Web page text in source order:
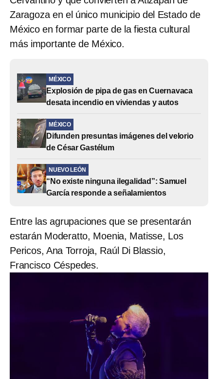
Zaragoza en el único municipio del Estado de
México en formar parte de la fiesta cultural
más importante de México.
MÉXICO
Explosión de pipa de gas en Cuernavaca
desata incendio en viviendas y autos
MÉXICO
Difunden presuntas imágenes del velorio
de César Gastélum
NUEVO LEÓN
“No existe ninguna ilegalidad”: Samuel
García responde a señalamientos
Entre las agrupaciones que se presentarán
estarán Moderatto, Moenia, Matisse, Los
Pericos, Ana Torroja, Raúl Di Blassio,
Francisco Céspedes.